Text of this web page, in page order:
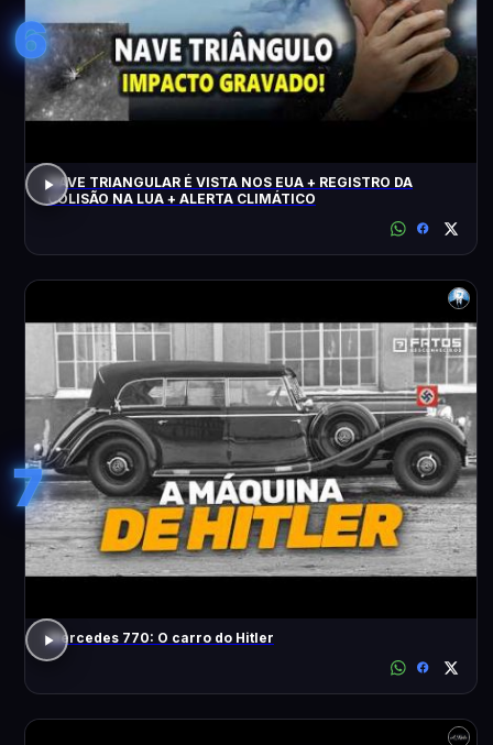
6
NAVE TRIANGULAR É VISTA NOS EUA + REGISTRO DA
COLISÃO NA LUA + ALERTA CLIMÁTICO
7
Mercedes 770: O carro do Hitler